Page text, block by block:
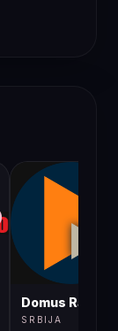
Domus Radio
SRBIJA